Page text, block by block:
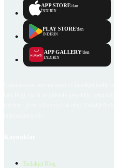
APP STORE'dan
İNDİRİN
PLAY STORE'dan
İNDİRİN
APP GALLERY'den
İNDİRİN
Emlakjet Blog